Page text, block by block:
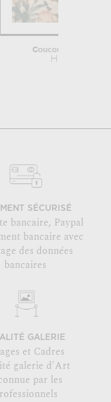
Coucou et azalées
Hokusai
SÉCURISÉ
bancaire, Paypal
bancaire avec
des données
bancaires
GALERIE
et Cadres
galerie d'Art
par les